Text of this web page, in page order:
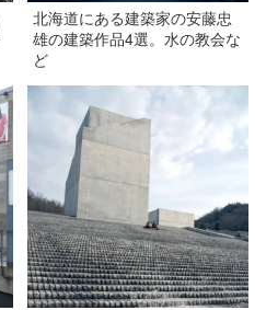
北海道にある建築家の安藤忠
雄の建築作品4選。水の教会な
ど